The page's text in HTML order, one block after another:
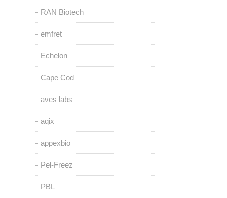
RAN Biotech
emfret
Echelon
Cape Cod
aves labs
aqix
appexbio
Pel-Freez
PBL